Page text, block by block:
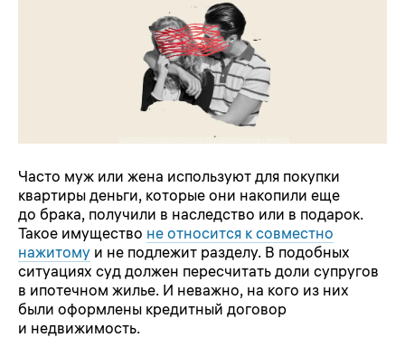
Часто муж или жена используют для покупки
квартиры деньги, которые они накопили еще
до брака, получили в наследство или в подарок.
Такое имущество не относится к совместно
нажитому и не подлежит разделу. В подобных
ситуациях суд должен пересчитать доли супругов
в ипотечном жилье. И неважно, на кого из них
были оформлены кредитный договор
и недвижимость.